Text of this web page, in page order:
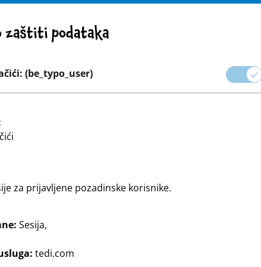
mreže
zaštiti podataka
(be_typo_user)
za prijavljene pozadinske korisnike.
Sesija,
tedi.com